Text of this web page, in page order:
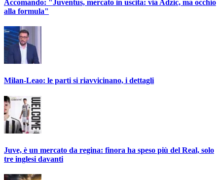
Accomando: "Juventus, mercato in uscita: via Adzic, ma occhio
alla formula"
Milan-Leao: le parti si riavvicinano, i dettagli
Juve, è un mercato da regina: finora ha speso più del Real, solo
tre inglesi davanti